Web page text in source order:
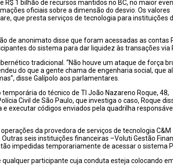
1 bilhão de recursos mantidos no BC, no maior
oficiais sobre a dimensão do desvio. Os valores
que presta serviços de tecnologia para instituições
de anonimato disse que foram acessadas as contas
do sistema para dar liquidez às transações via
tradicional. “Não houve um ataque de força
do que a gente chama de engenharia social, que
disse Galípolo aos parlamentares.
do técnico de TI João Nazareno Roque, 48,
Civil de São Paulo, que investiga o caso, Roque
executar códigos enviados pela quadrilha
da provedora de serviços de tecnologia C&M
seis instituições financeiras –Voluti Gestão
impedidas temporariamente de acessar o sistema
participante cuja conduta esteja colocando